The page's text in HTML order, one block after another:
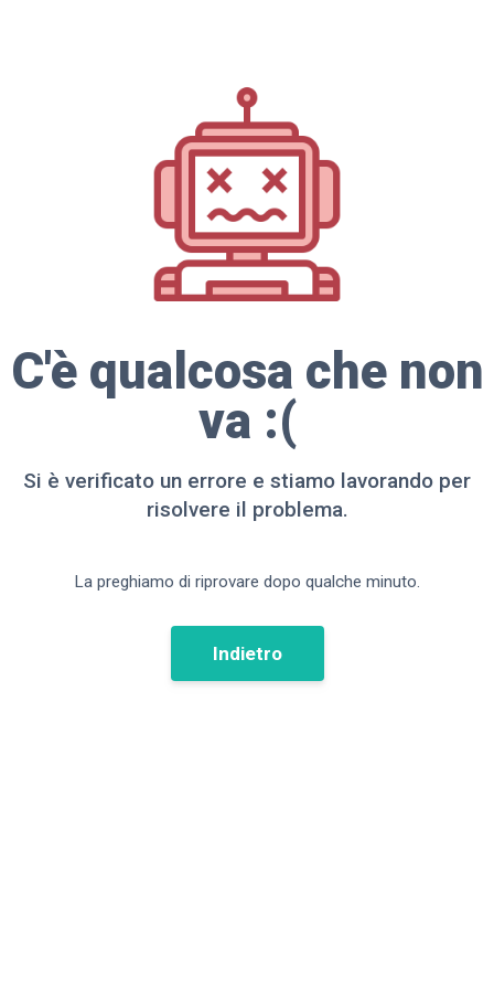
C'è qualcosa che non
va :(
Si è verificato un errore e stiamo lavorando per
risolvere il problema.
La preghiamo di riprovare dopo qualche minuto.
Indietro